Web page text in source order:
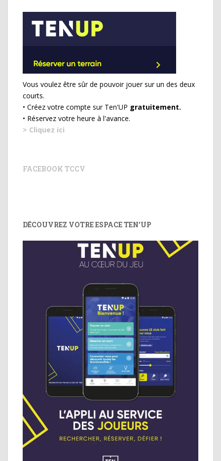
Vous voulez être sûr de pouvoir jouer sur un des deux
courts.
• Créez votre compte sur Ten'UP gratuitement.
• Réservez votre heure à l'avance.
> Cliquez ici
FACEBOOK TCCV
DÉCOUVREZ VOTRE ESPACE TEN’UP